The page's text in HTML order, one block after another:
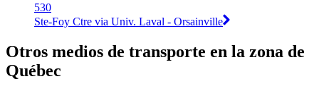
530
Ste-Foy Ctre via Univ. Laval - Orsainville
Otros medios de transporte en la zona de
Québec